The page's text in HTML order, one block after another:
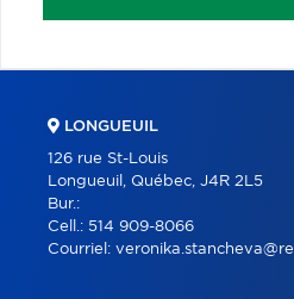
LONGUEUIL
126 rue St-Louis
Longueuil, Québec, J4R 2L5
Bur.:
Cell.: 514 909-8066
Courriel: